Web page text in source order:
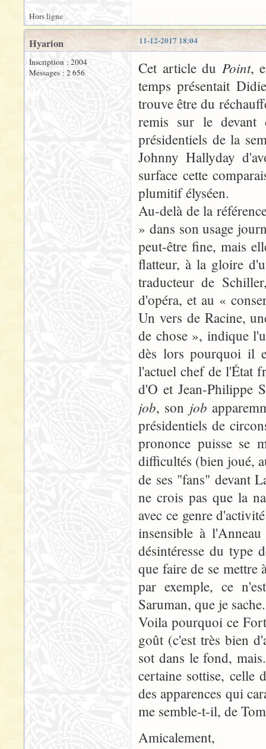
Hors ligne
11-12-2017 18:04
Hyarion
Inscription : 2004
Messages : 2 656
Cet article du Point,
temps présentait
trouve être du
remis sur le devant
présidentiels de la
Johnny Hallyday
surface cette
plumitif élyséen.
Au-delà de la
» dans son usage
peut-être fine, mais
flatteur, à la gloire
traducteur de
d'opéra, et au «
Un vers de Racine,
de chose », indique
dès lors pourquoi il
l'actuel chef de l'État
d'O et Jean-Philippe
job, son job
présidentiels de
prononce puisse se
difficultés (bien joué,
de ses "fans" devant
ne crois pas que la
avec ce genre
insensible à
désintéresse du type
que faire de se mettre
par exemple, ce
Saruman, que je
Voila pourquoi ce
goût (c'est très bien
sot dans le fond,
certaine sottise, celle
des apparences qui
me semble-t-il, de
Amicalement,